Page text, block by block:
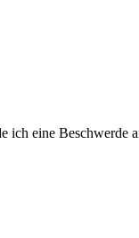
ich eine Beschwerde